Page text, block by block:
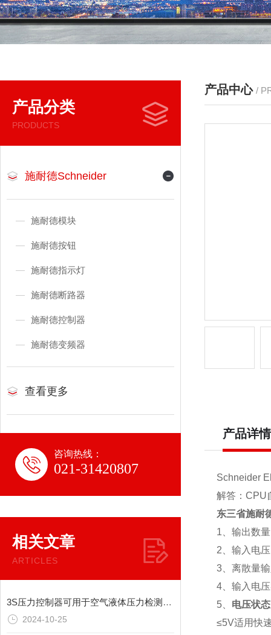
产品分类
PRODUCTS
施耐德Schneider
施耐德模块
施耐德按钮
施耐德指示灯
施耐德断路器
施耐德控制器
施耐德变频器
查看更多
咨询热线：
021-31420807
相关文章
ARTICLES
3S压力控制器可用于空气液体压力检测、制冷、水处理等行业
2024-10-25
产品中心 /
产品详情
Schneider
解答：CPU
东三省施耐
1、输出数
2、输入电
3、离散量
4、输入电
5、 电压状
≤5V适用快